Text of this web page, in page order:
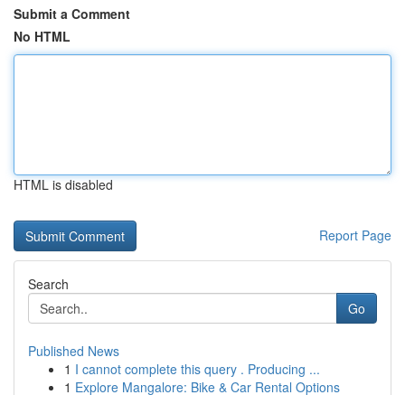
Submit a Comment
No HTML
HTML is disabled
Report Page
Search
Go
Published News
1 I cannot complete this query . Producing ...
1 Explore Mangalore: Bike & Car Rental Options